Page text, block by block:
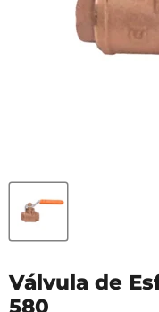
Válvula de
580